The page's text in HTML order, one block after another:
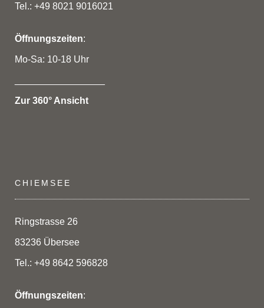
Tel.: +49 8021 9016021
Öffnungszeiten:
Mo-Sa: 10-18 Uhr
Zur 360° Ansicht
CHIEMSEE
Ringstrasse 26
83236 Übersee
Tel.: +49 8642 596828
Öffnungszeiten: